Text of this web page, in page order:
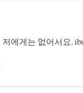
에게는 없어서요.